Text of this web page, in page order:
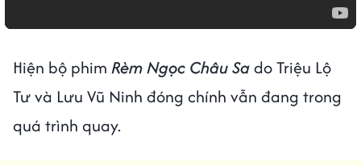
Hiện bộ phim Rèm Ngọc Châu Sado Triệu Lộ
Tư và Lưu Vũ Ninh đóng chính vẫn đang trong
quá trình quay.